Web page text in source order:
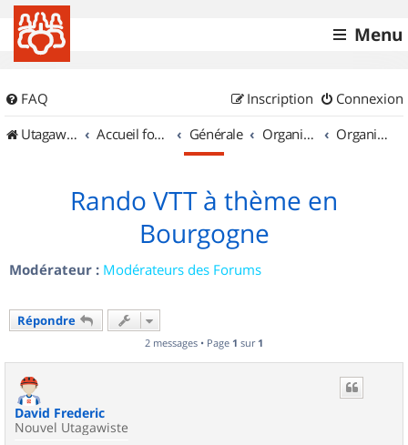
Menu
FAQ Connexion
Inscription
UtagawaVTT (Randos VTT et VTTAE avec traces GPS)
Accueil forum Générale Organisation de sorties & Recherche de partenaires Organisation de sorties en région Bourgogne
Rando VTT à thème en
Bourgogne
Modérateur : Modérateurs des Forums
Répondre
2 messages • Page 1 sur 1
David Frederic
Nouvel Utagawiste